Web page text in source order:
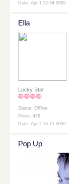
Date: Apr 1 22:54 2009
Ella
Lucky Star
Status: Offline
Posts: 428
Date: Apr 2 16:15 2009
Pop Up